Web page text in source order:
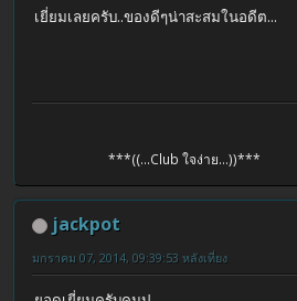
เยี่ยมเลยครับ..ของดีๆน่าสะสมในอดีต...
***((...Club ใจง่าย...))***
jackpot
มกราคม 07, 2014, 09:39:53 หลังเที่ยง